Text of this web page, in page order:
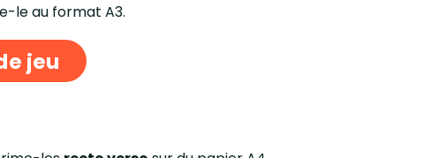
le au format A3.
jeu